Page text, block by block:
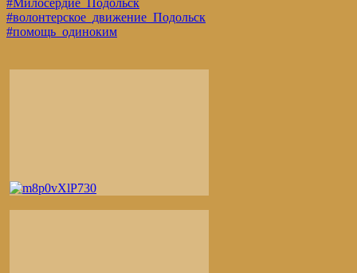
#Милосердие_Подольск
#волонтерское_движение_Подольск
#помощь_одиноким